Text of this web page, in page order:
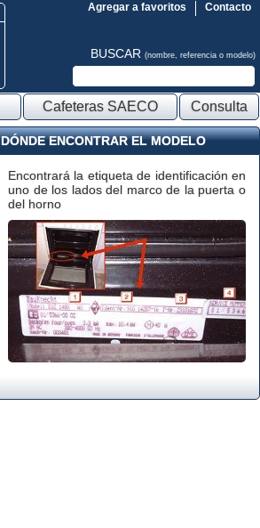
Contacto
Agregar a favoritos
BUSCAR (nombre, referencia o modelo)
Cafeteras SAECO Consulta
DÓNDE ENCONTRAR EL MODELO
Encontrará la etiqueta de identificación en
uno de los lados del marco de la puerta o
del horno